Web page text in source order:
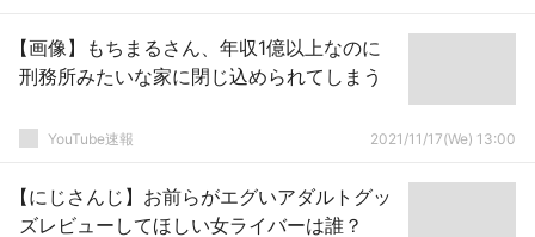
【画像】もちまるさん、年収1億以上なのに
刑務所みたいな家に閉じ込められてしまう
YouTube速報 2021/11/17(We) 13:00
【にじさんじ】お前らがエグいアダルトグッ
ズレビューしてほしい女ライバーは誰？